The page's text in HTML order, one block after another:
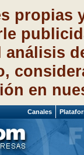
propias
análisis
en
Canales